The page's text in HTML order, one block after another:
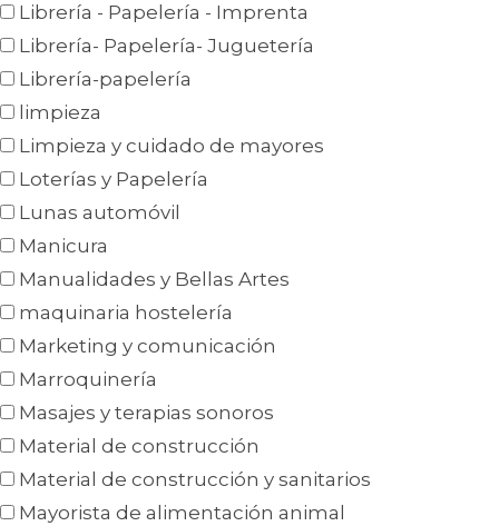
Librería - Papelería - Imprenta
Librería- Papelería- Juguetería
Librería-papelería
limpieza
Limpieza y cuidado de mayores
Loterías y Papelería
Lunas automóvil
Manicura
Manualidades y Bellas Artes
maquinaria hostelería
Marketing y comunicación
Marroquinería
Masajes y terapias sonoros
Material de construcción
Material de construcción y sanitarios
Mayorista de alimentación animal